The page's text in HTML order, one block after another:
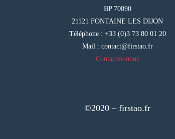
BP 70090
21121 FONTAINE LES DIJON
Téléphone : +33 (0)3 73 80 01 20
Mail : contact@firstao.fr
Contactez-nous
©2020 – firstao.fr